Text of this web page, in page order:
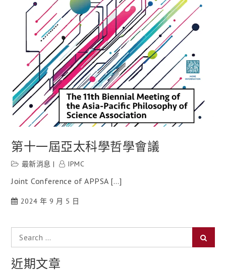
第十一屆亞太科學哲學會議
最新消息 IPMC
Joint Conference of APPSA […]
2024 年 9 月 5 日
Search
for:
近期文章